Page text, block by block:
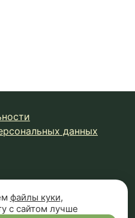
данных
торговая марка.
запрещено.
файлы куки,
с сайтом лучше